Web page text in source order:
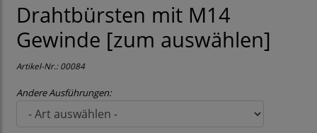
Drahtbürsten mit M14
Gewinde [zum auswählen]
Artikel-Nr.:00084
Andere Ausführungen: